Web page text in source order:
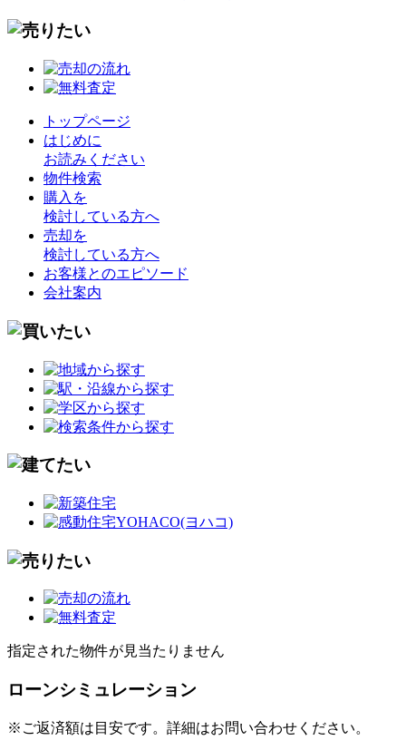
トップページ
はじめに
お読みください
物件検索
購入を
検討している方へ
売却を
検討している方へ
お客様とのエピソード
会社案内
指定された物件が見当たりません
ローンシミュレーション
※ご返済額は目安です。詳細はお問い合わせください。